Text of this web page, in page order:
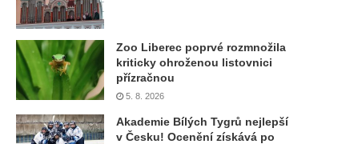
Zoo Liberec poprvé rozmnožila
kriticky ohroženou listovnici
přízračnou
5. 8. 2026
Akademie Bílých Tygrů nejlepší
v Česku! Ocenění získává po